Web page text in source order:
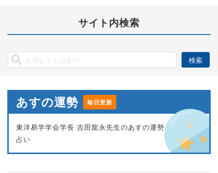
サイト内検索
あすの運勢 毎日更新
東洋易学学会学長 吉田龍永先生のあすの運勢
占い